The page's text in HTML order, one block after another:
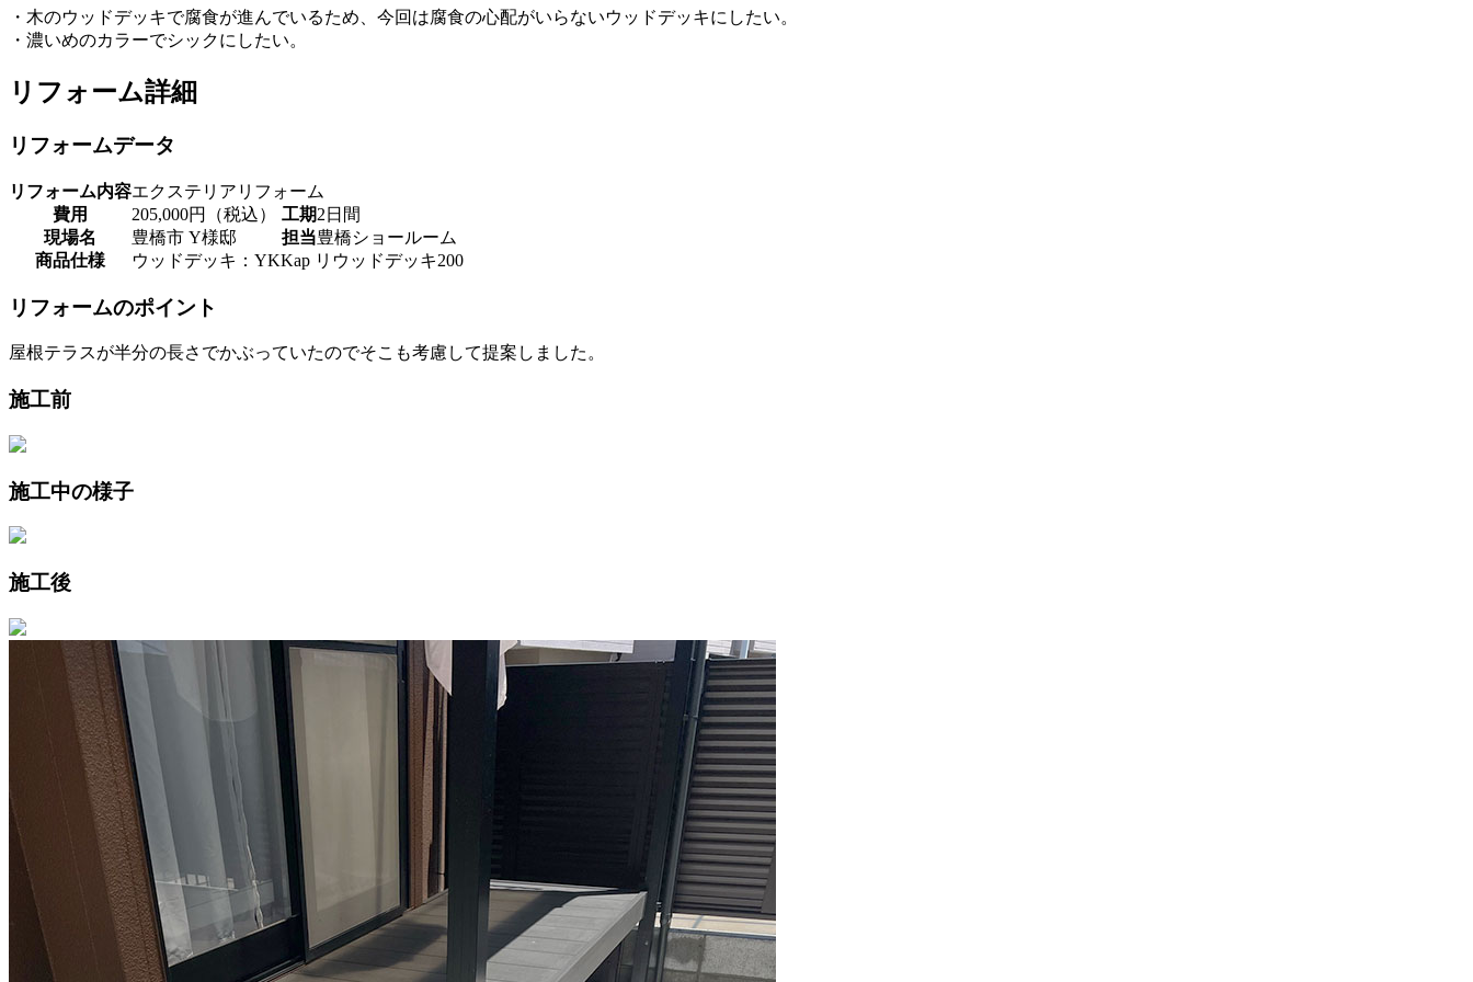
・木のウッドデッキで腐食が進んでいるため、今回は腐食の心配がいらないウッドデッキにしたい。
・濃いめのカラーでシックにしたい。
リフォーム詳細
リフォームデータ
リフォーム内容エクステリアリフォーム
費用
205,000円（税込） 工期2日間
現場名
豊橋市 Y様邸 担当豊橋ショールーム
商品仕様
ウッドデッキ：YKKap リウッドデッキ200
リフォームのポイント
屋根テラスが半分の長さでかぶっていたのでそこも考慮して提案しました。
施工前
施工中の様子
施工後